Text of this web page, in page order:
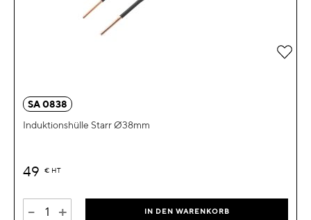
SA 0838
Induktionshülle Starr Ø38mm
49 € HT
- + IN DEN WARENKORB
Zur